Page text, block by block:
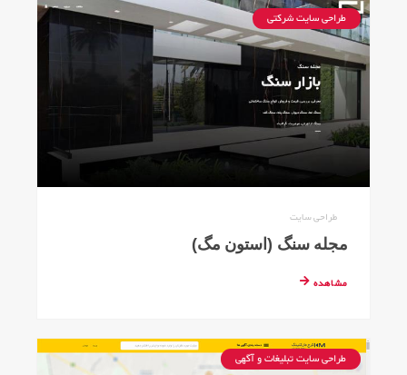
طراحی سایت شرکتی
طراحی سایت
مجله سنگ (استون مگ)
مشاهده
طراحی سایت تبلیغات و آگهی